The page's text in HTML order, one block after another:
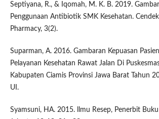
Septiyana, R., & Iqomah, M. Κ. Β. 2019.
Penggunaan Antibiotik SMK Kesehatan.
Pharmacy, 3(2).
Suparman, A. 2016. Gambaran Kepuasan
Pelayanan Kesehatan Rawat Jalan Di
Kabupaten Ciamis Provinsi Jawa Barat Tahun
UI.
Syamsuni, HA. 2015. llmu Resep, Penerbit